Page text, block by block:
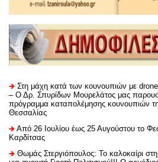
Στη μάχη κατά των κουνουπιών με
– Ο Δρ. Σπυρίδων Μουρελάτος μας
πρόγραμμα καταπολέμησης κουνουπιών
Θεσσαλίας
Από 26 Ιουλίου έως 25 Αυγούστου το
Καρδίτσας
Θωμάς Στεργιόπουλος: Το καλοκαίρι